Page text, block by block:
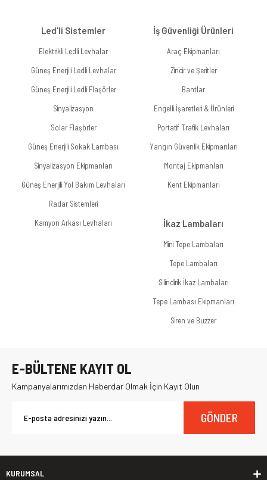
Led'li Sistemler
Elektrikli Ledli Levhalar
Güneş Enerjili Ledli Levhalar
Güneş Enerjili Ledli Flaşörler
Sinyalizasyon
Solar Flaşörler
Güneş Enerjili Sokak Lambası
Sinyalizasyon Ekipmanları
Güneş Enerjili Yol Bakım Levhaları
Radar Sistemleri
Kamyon Arkası Levhaları
İş Güvenliği Ürünleri
Araç Ekipmanları
Zincir ve Şeritler
Bantlar
Engelli İşaretleri & Ürünleri
Portatif Trafik Levhaları
Yangın Güvenlik Ekipmanları
Montaj Ekipmanları
Kent Ekipmanları
İkaz Lambaları
Mini Tepe Lambaları
Tepe Lambaları
Silindirik İkaz Lambaları
Tepe Lambası Ekipmanları
Siren ve Buzzer
E-BÜLTENE KAYIT OL
Kampanyalarımızdan Haberdar Olmak İçin Kayıt Olun
GÖNDER
KURUMSAL